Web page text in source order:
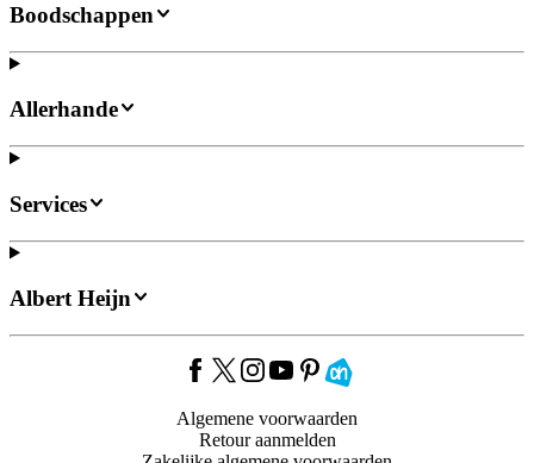
Boodschappen
Allerhande
Services
Albert Heijn
Algemene voorwaarden
Retour aanmelden